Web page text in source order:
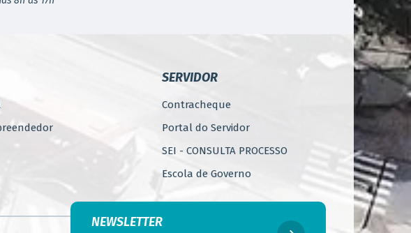
SERVIDOR
Contracheque
Portal do Servidor
SEI - CONSULTA PROCESSO
Escola de Governo
Código de Ética do Servidor
NEWSLETTER